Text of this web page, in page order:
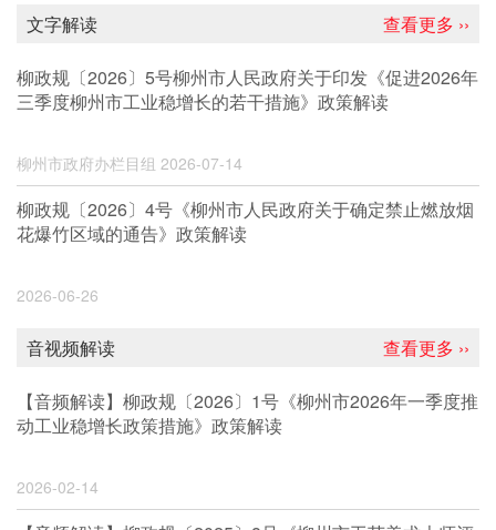
查看更多 ››
文字解读
柳政规〔2026〕5号柳州市人民政府关于印发《促进2026年
三季度柳州市工业稳增长的若干措施》政策解读
柳州市政府办栏目组 2026-07-14
柳政规〔2026〕4号《柳州市人民政府关于确定禁止燃放烟
花爆竹区域的通告》政策解读
2026-06-26
查看更多 ››
音视频解读
【音频解读】柳政规〔2026〕1号《柳州市2026年一季度推
动工业稳增长政策措施》政策解读
2026-02-14